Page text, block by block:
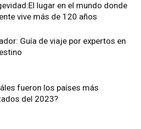
lugar en el mundo donde
vive más de 120 años
Guía de viaje por expertos en
fueron los países más
del 2023?